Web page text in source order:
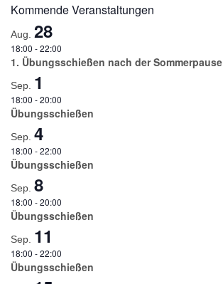
Kommende Veranstaltungen
Aug. 28
18:00 -22:00
1. Übungsschießen nach der Sommerpause
Sep. 1
18:00 -20:00
Übungsschießen
Sep. 4
18:00 -22:00
Übungsschießen
Sep. 8
18:00 -20:00
Übungsschießen
Sep. 11
18:00 -22:00
Übungsschießen